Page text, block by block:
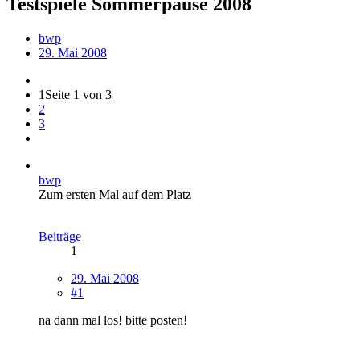
bwp
29. Mai 2008
1 Seite 1 von 3
2
3
bwp
Zum ersten Mal auf dem Platz
Beiträge
1
29. Mai 2008
#1
na dann mal los! bitte posten!